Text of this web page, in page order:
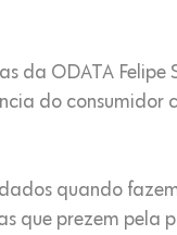
da ODATA Felipe
do consumidor
quando
que prezem pela